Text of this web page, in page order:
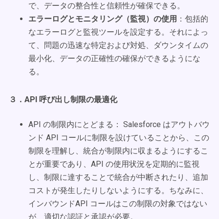
で、データの整合性と信頼性が確保できる。
エラーログとモニタリング（監視）の使用 ：包括的
なエラーログと監視ツールを設定する。それによっ
て、問題の迅速な特定および対処、ダウンタイムの
最小化、データの正確性の確保ができるようにな
る。
３．API 呼び出し制限の最適化
API の制限内にとどまる： Salesforce はアウトバウ
ンド API コールに制限を設けていることから、この
制限を理解し、統合が制限内に収まるようにするこ
とが重要であり、API の使用状況を定期的に監視
し、制限に達することで統合が中断されたり、追加
コストが発生したりしないようにする。ちなみに、
インバウンドAPI コールはこの制限の対象ではない
が、適切な認証と承認が必要。